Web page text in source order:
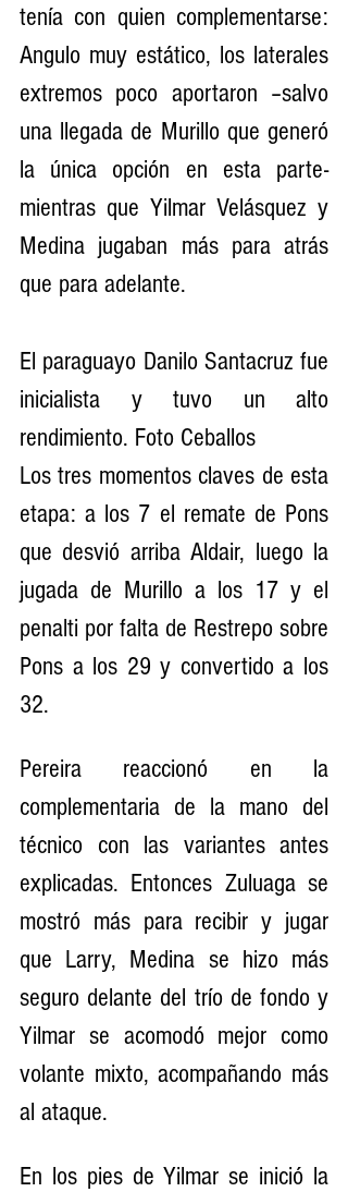
tenía con quien complementarse:
Angulo muy estático, los laterales
extremos poco aportaron –salvo
una llegada de Murillo que generó
la única opción en esta parte-
mientras que Yilmar Velásquez y
Medina jugaban más para atrás
que para adelante.
El paraguayo Danilo Santacruz fue
inicialista y tuvo un alto
rendimiento. Foto Ceballos
Los tres momentos claves de esta
etapa: a los 7 el remate de Pons
que desvió arriba Aldair, luego la
jugada de Murillo a los 17 y el
penalti por falta de Restrepo sobre
Pons a los 29 y convertido a los
32.
Pereira reaccionó en la
complementaria de la mano del
técnico con las variantes antes
explicadas. Entonces Zuluaga se
mostró más para recibir y jugar
que Larry, Medina se hizo más
seguro delante del trío de fondo y
Yilmar se acomodó mejor como
volante mixto, acompañando más
al ataque.
En los pies de Yilmar se inició la